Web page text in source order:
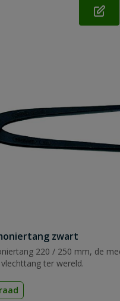
zwart
220 / 250 mm, de
ter wereld.